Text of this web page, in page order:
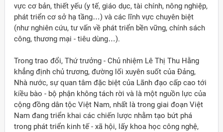
vực cơ bản, thiết yếu (y tế, giáo dục, tài chính, nông nghiệp,
phát triển cơ sở hạ tầng…) và các lĩnh vực chuyên biệt
(như nghiên cứu, tư vấn về phát triển bền vững, chính sách
công, thương mại - tiêu dùng…).
Trong trao đổi, Thứ trưởng - Chủ nhiệm Lê Thị Thu Hằng
khẳng định chủ trương, đường lối xuyên suốt của Đảng,
Nhà nước, sự quan tâm đặc biệt của Lãnh đạo cấp cao tới
kiều bào - bộ phận không tách rời và là một nguồn lực của
cộng đồng dân tộc Việt Nam, nhất là trong giai đoạn Việt
Nam đang triển khai các chiến lược nhằm tạo bứt phá
trong phát triển kinh tế - xã hội, lấy khoa học công nghệ,